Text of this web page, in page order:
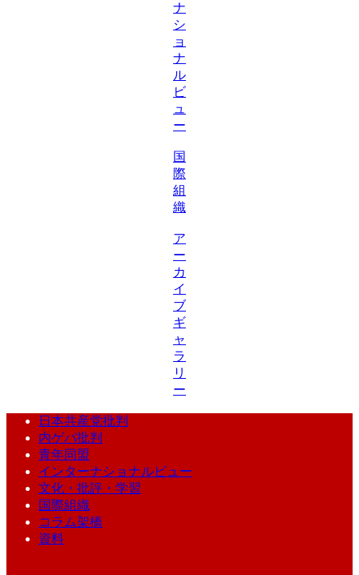
ナ
シ
ョ
ナ
ル
ビ
ュ
ー
国
際
組
織
ア
ー
カ
イ
ブ
ギ
ャ
ラ
リ
ー
日本共産党批判
内ゲバ批判
青年同盟
インターナショナルビュー
文化・批評・学習
国際組織
コラム架橋
資料